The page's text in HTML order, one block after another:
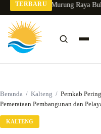
TERBARU
Pj Sekda Murung Raya Buka
Beranda / Kalteng / Pemkab
Pemerataan Pembangunan dan
KALTENG